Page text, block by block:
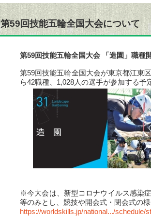
第59回技能五輪全国大会について
第59回技能五輪全国大会 「造園」職種
第59回技能五輪全国大会が東京都江東
ら42職種、1,028人の選手が参加する予
※今大会は、新型コロナウイルス感染
等のみとし、競技や開会式・閉会式の
https://worldskills.jp/national.../schedule/